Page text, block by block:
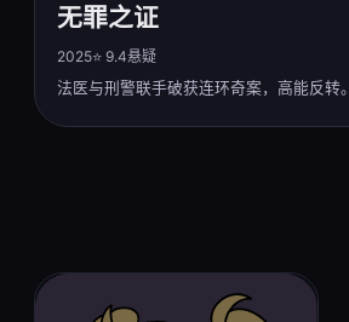
无罪之证
2025⭐ 9.4悬疑
法医与刑警联手破获连环奇案，高能反转。